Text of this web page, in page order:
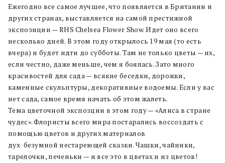
Ежегодно все самое лучшее, что появляется в Британии и
других странах, выставляется на самой престижной
экспозиции — RHS Chelsea Flower Show. Идет оно всего
несколько дней. В этом году открылось 19 мая (то есть
вчера) и будет идти до субботы. Там не только цветы — их,
если честно, даже меньше, чем я боялась. Зато много
красивостей для сада — всякие беседки, дорожки,
каменные скульптуры, декоративные водоемы. Если у вас
нет сада, самое время начать об этом жалеть.
Тема цветочной экспозции в этом году — «Алиса в стране
чудес». Флористы всего мира постарались воссоздать с
помощью цветов и других материалов
дух безумной нестареющей сказки. Чашки, чайники,
тарелочки, печеньки — и все это в цветах и из цветов!